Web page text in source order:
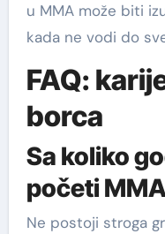
u MMA može biti
kada ne vodi do
FAQ:
borca
Sa koliko
početi
Ne postoji stroga